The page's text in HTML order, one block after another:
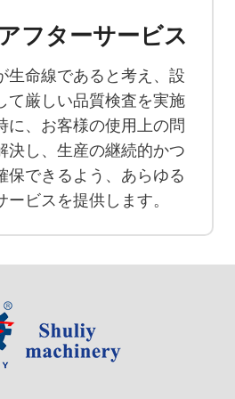
フターサービス
生命線であると考え、設
て厳しい品質検査を実施
に、お客様の使用上の問
決し、生産の継続的かつ
保できるよう、あらゆる
ビスを提供します。